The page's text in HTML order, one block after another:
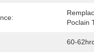
Poclain
60-